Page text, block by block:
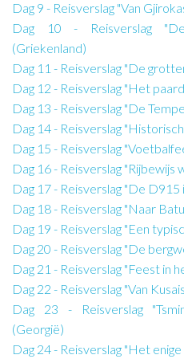
Dag 9 - Reisverslag "Van
Dag 10 - Reisverslag
(Griekenland)
Dag 11 - Reisverslag "De
Dag 12 - Reisverslag "Het
Dag 13 - Reisverslag "De
Dag 14 - Reisverslag
Dag 15 - Reisverslag
Dag 16 - Reisverslag "Rijbewijs
Dag 17 - Reisverslag "De D915
Dag 18 - Reisverslag "Naar
Dag 19 - Reisverslag "Een
Dag 20 - Reisverslag "De
Dag 21 - Reisverslag "Feest in
Dag 22 - Reisverslag "Van
Dag 23 - Reisverslag
(Georgië)
Dag 24 - Reisverslag "Het